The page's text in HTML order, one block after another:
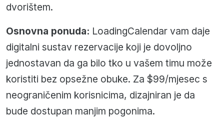
dvorištem.
Osnovna ponuda: LoadingCalendar vam daje
digitalni sustav rezervacije koji je dovoljno
jednostavan da ga bilo tko u vašem timu može
koristiti bez opsežne obuke. Za $99/mjesec s
neograničenim korisnicima, dizajniran je da
bude dostupan manjim pogonima.